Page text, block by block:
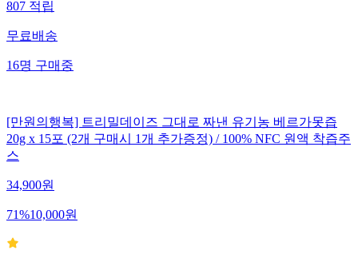
807적립
무료배송
16명구매중
[만원의행복] 트리밀데이즈 그대로 짜낸 유기농 베르가못즙
20g x 15포 (2개 구매시 1개 추가증정) / 100% NFC 원액 착즙주
스
34,900원
71%10,000원